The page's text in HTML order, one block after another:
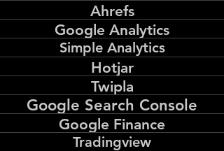
Ahrefs
Google Analytics
Simple Analytics
Hotjar
Twipla
Google Search Console
Google Finance
Tradingview